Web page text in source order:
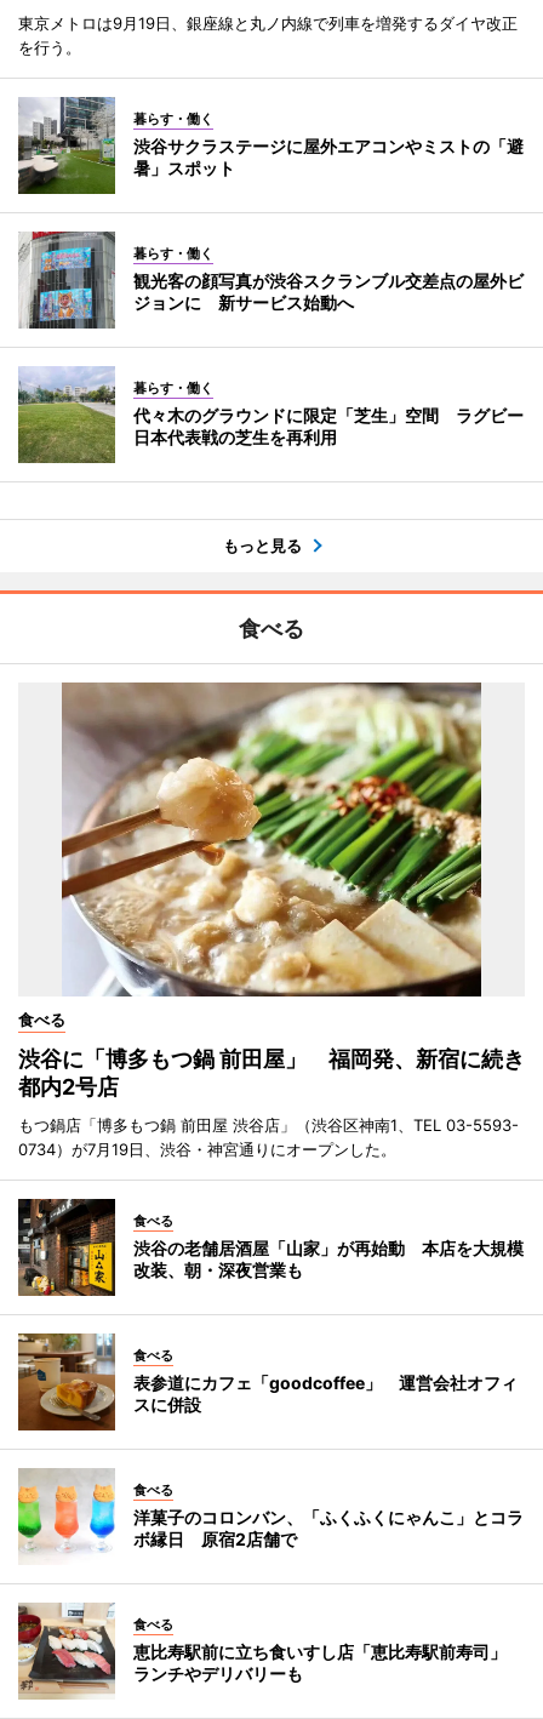
東京メトロは9月19日、銀座線と丸ノ内線で列車を増発するダイヤ改正
を行う。
暮らす・働く
渋谷サクラステージに屋外エアコンやミストの「避
暑」スポット
暮らす・働く
観光客の顔写真が渋谷スクランブル交差点の屋外ビ
ジョンに 新サービス始動へ
暮らす・働く
代々木のグラウンドに限定「芝生」空間 ラグビー
日本代表戦の芝生を再利用
もっと見る
食べる
食べる
渋谷に「博多もつ鍋 前田屋」 福岡発、新宿に続き
都内2号店
もつ鍋店「博多もつ鍋 前田屋 渋谷店」（渋谷区神南1、TEL 03-5593-
0734）が7月19日、渋谷・神宮通りにオープンした。
食べる
渋谷の老舗居酒屋「山家」が再始動 本店を大規模
改装、朝・深夜営業も
食べる
表参道にカフェ「goodcoffee」 運営会社オフィ
スに併設
食べる
洋菓子のコロンバン、「ふくふくにゃんこ」とコラ
ボ縁日 原宿2店舗で
食べる
恵比寿駅前に立ち食いすし店「恵比寿駅前寿司」
ランチやデリバリーも